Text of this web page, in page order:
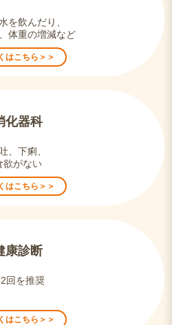
を飲んだり、
体重の増減など
はこちら＞＞
化器科
、下痢、
欲がない
はこちら＞＞
康診断
回を推奨
はこちら＞＞